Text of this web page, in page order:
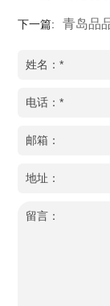
下一篇: 青岛品